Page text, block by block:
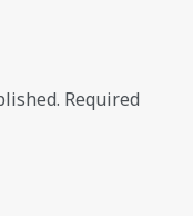
Required